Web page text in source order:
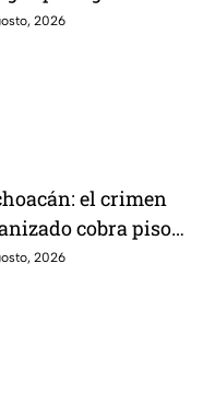
que le sirven
2026
el crimen
cobra piso
paga las
2026